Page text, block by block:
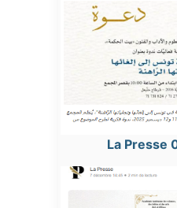
La Presse